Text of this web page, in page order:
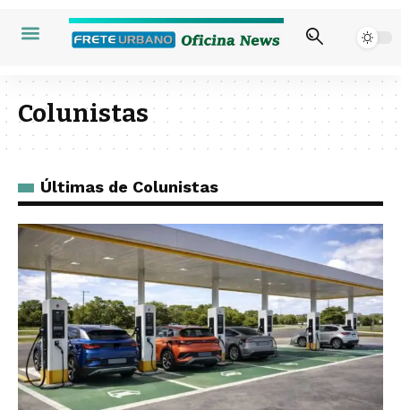
Colunistas
Últimas de Colunistas